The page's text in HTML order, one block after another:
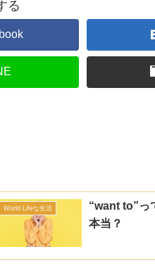
る
World Lifeな生活
“want to”っ
本当？